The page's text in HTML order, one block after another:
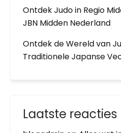
Ontdek Judo in Regio
JBN Midden Nederland
Ontdek de Wereld van
Traditionele Japanse
Laatste reacties